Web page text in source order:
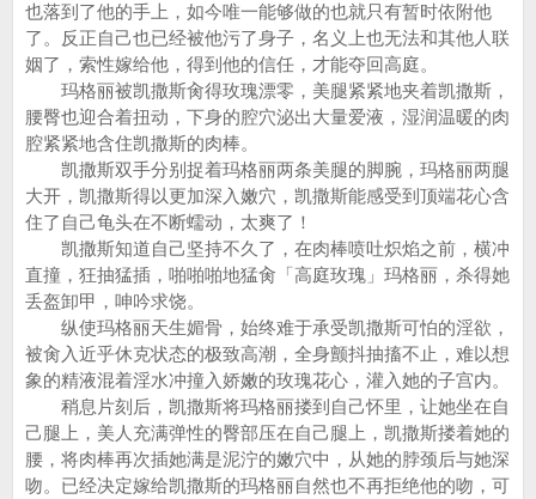
也落到了他的手上，如今唯一能够做的也就只有暂时依附他
了。反正自己也已经被他污了身子，名义上也无法和其他人联
姻了，索性嫁给他，得到他的信任，才能夺回高庭。
玛格丽被凯撒斯肏得玫瑰漂零，美腿紧紧地夹着凯撒斯，
腰臀也迎合着扭动，下身的腔穴泌出大量爱液，湿润温暖的肉
腔紧紧地含住凯撒斯的肉棒。
凯撒斯双手分别捉着玛格丽两条美腿的脚腕，玛格丽两腿
大开，凯撒斯得以更加深入嫩穴，凯撒斯能感受到顶端花心含
住了自己龟头在不断蠕动，太爽了！
凯撒斯知道自己坚持不久了，在肉棒喷吐炽焰之前，横冲
直撞，狂抽猛插，啪啪啪地猛肏「高庭玫瑰」玛格丽，杀得她
丢盔卸甲，呻吟求饶。
纵使玛格丽天生媚骨，始终难于承受凯撒斯可怕的淫欲，
被肏入近乎休克状态的极致高潮，全身颤抖抽搐不止，难以想
象的精液混着淫水冲撞入娇嫩的玫瑰花心，灌入她的子宫内。
稍息片刻后，凯撒斯将玛格丽搂到自己怀里，让她坐在自
己腿上，美人充满弹性的臀部压在自己腿上，凯撒斯搂着她的
腰，将肉棒再次插她满是泥泞的嫩穴中，从她的脖颈后与她深
吻。已经决定嫁给凯撒斯的玛格丽自然也不再拒绝他的吻，可